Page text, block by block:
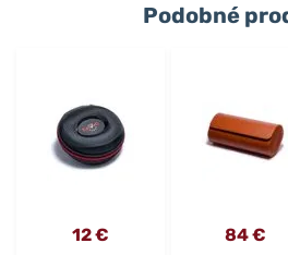
Podobné
12 € 84 €